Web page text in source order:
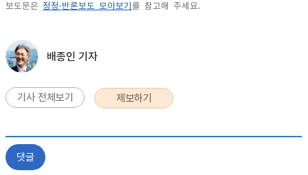
보도문은 정정·반론보도 모아보기 를 참고해 주세요.
배종인 기자
기사 전체보기 제보하기
댓글